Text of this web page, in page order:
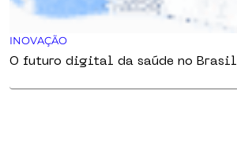
INOVAÇÃO
O futuro digital da saúde no Brasil